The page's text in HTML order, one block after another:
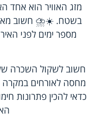
מזג האוויר הוא אחד
בשטח. ☀️⛈️ חשוב מאוד
מספר ימים לפני
חשוב לשקול השכרה של
מחסה לאורחים
כדאי להכין פתרונות